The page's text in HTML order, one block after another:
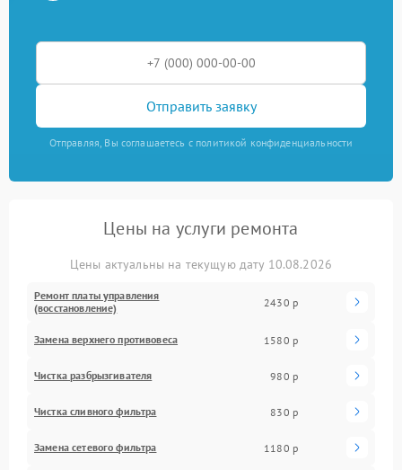
Отправить заявку
Отправляя, Вы соглашаетесь с политикой конфиденциальности
Цены на услуги ремонта
Цены актуальны на текущую дату 10.08.2026
Ремонт платы управления
(восстановление)
2430 р
Замена верхнего противовеса 1580 р
Чистка разбрызгивателя 980 р
Чистка сливного фильтра 830 р
Замена сетевого фильтра 1180 р